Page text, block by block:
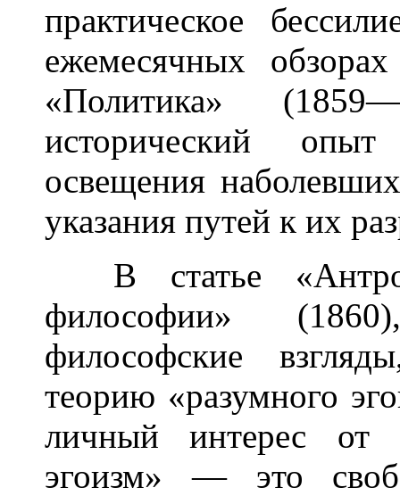
практическое
ежемесячных
«Политика»
исторический
освещения
указания путей к их
В статье
философии»
философские
теорию «разумного
личный интерес от
эгоизм» — это